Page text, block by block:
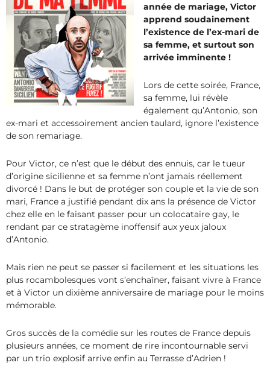
année de mariage, Victor
apprend soudainement
l’existence de l’ex-mari de
sa femme, et surtout son
arrivée imminente !
Lors de cette soirée, France,
sa femme, lui révèle
également qu’Antonio, son
ex-mari et accessoirement ancien taulard, ignore l’existence
de son remariage.
Pour Victor, ce n’est que le début des ennuis, car le tueur
d’origine sicilienne et sa femme n’ont jamais réellement
divorcé ! Dans le but de protéger son couple et la vie de son
mari, France a justifié pendant dix ans la présence de Victor
chez elle en le faisant passer pour un colocataire gay, le
rendant par ce stratagème inoffensif aux yeux jaloux
d’Antonio.
Mais rien ne peut se passer si facilement et les situations les
plus rocambolesques vont s’enchaîner, faisant vivre à France
et à Victor un dixième anniversaire de mariage pour le moins
mémorable.
Gros succès de la comédie sur les routes de France depuis
plusieurs années, ce moment de rire incontournable servi
par un trio explosif arrive enfin au Terrasse d’Adrien !